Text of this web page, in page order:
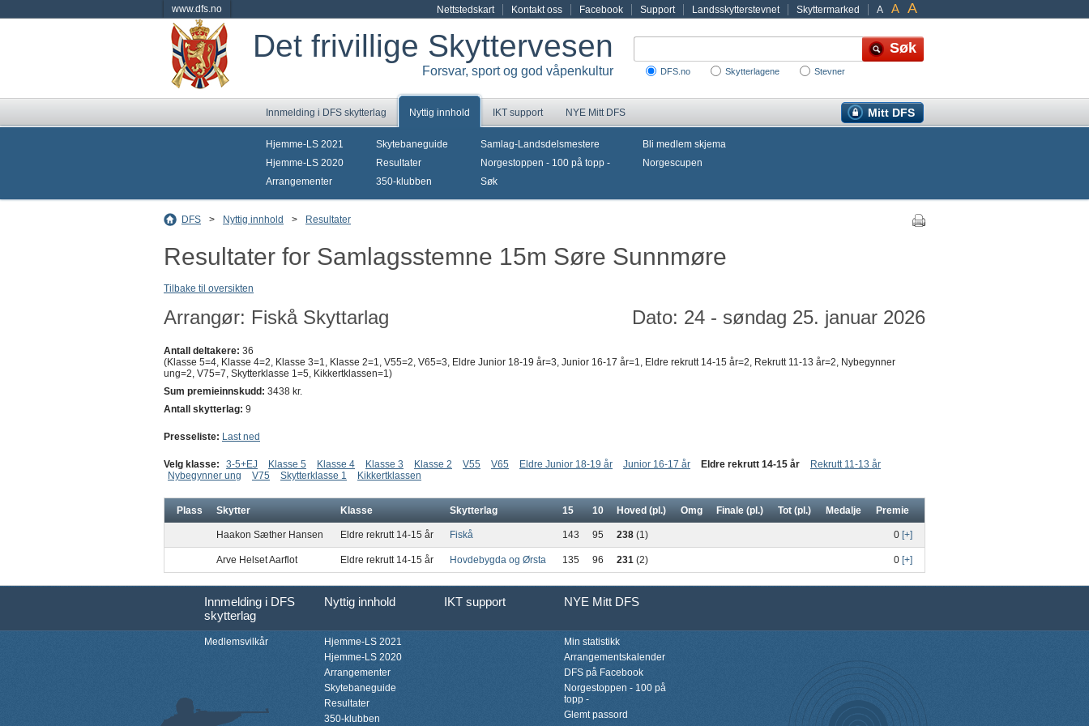
www.dfs.no A A A
Nettstedskart Kontakt oss Facebook Support Landsskytterstevnet Skyttermarked
Det frivillige Skyttervesen
Forsvar, sport og god våpenkultur DFS.no Skytterlagene Stevner
Innmelding i DFS skytterlag Nyttig innhold IKT support Mitt DFS
NYE Mitt DFS
Hjemme-LS 2021
Hjemme-LS 2020
Arrangementer
Skytebaneguide
Resultater
350-klubben
Samlag-Landsdelsmestere
Norgestoppen - 100 på topp -
Søk
Bli medlem skjema
Norgescupen
DFS > Nyttig innhold > Resultater
Resultater for Samlagsstemne 15m Søre Sunnmøre
Tilbake til oversikten
Arrangør: Fiskå Skyttarlag Dato: 24 - søndag 25. januar 2026
Antall deltakere: 36
(Klasse 5=4, Klasse 4=2, Klasse 3=1, Klasse 2=1, V55=2, V65=3, Eldre Junior 18-19 år=3, Junior 16-17 år=1, Eldre rekrutt 14-15 år=2, Rekrutt 11-13 år=2, Nybegynner
ung=2, V75=7, Skytterklasse 1=5, Kikkertklassen=1)
Sum premieinnskudd: 3438 kr.
Antall skytterlag: 9
Presseliste: Last ned
Velg klasse: 3-5+EJ Klasse 5 Klasse 4 Klasse 3 Klasse 2 V55 V65 Eldre Junior 18-19 år Junior 16-17 år Eldre rekrutt 14-15 år
Rekrutt 11-13 år
Nybegynner ung
V75 Skytterklasse 1 Kikkertklassen
Plass Skytter Klasse Skytterlag 15 10 Hoved (pl.) Omg Finale (pl.) Tot (pl.) Medalje Premie
Haakon Sæther Hansen Eldre rekrutt 14-15 år Fiskå 143 95 238 (1) 0 [+]
Arve Helset Aarflot Eldre rekrutt 14-15 år Hovdebygda og Ørsta 135 96 231 (2) 0 [+]
Innmelding i DFS
skytterlag
Nyttig innhold IKT support NYE Mitt DFS
Medlemsvilkår
Hjemme-LS 2021
Hjemme-LS 2020
Arrangementer
Skytebaneguide
Resultater
350-klubben
Min statistikk
Arrangementskalender
DFS på Facebook
Norgestoppen - 100 på
topp -
Glemt passord